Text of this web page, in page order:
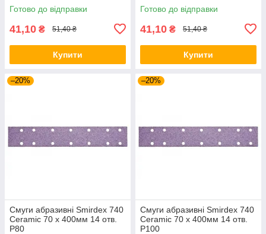
Готово до відправки
41,10 ₴ 51,40 ₴
Купити
Готово до відправки
41,10 ₴ 51,40 ₴
Купити
–20%
Смуги абразивні Smirdex 740
Ceramic 70 x 400мм 14 отв.
P80
–20%
Смуги абразивні Smirdex 740
Ceramic 70 x 400мм 14 отв.
P100